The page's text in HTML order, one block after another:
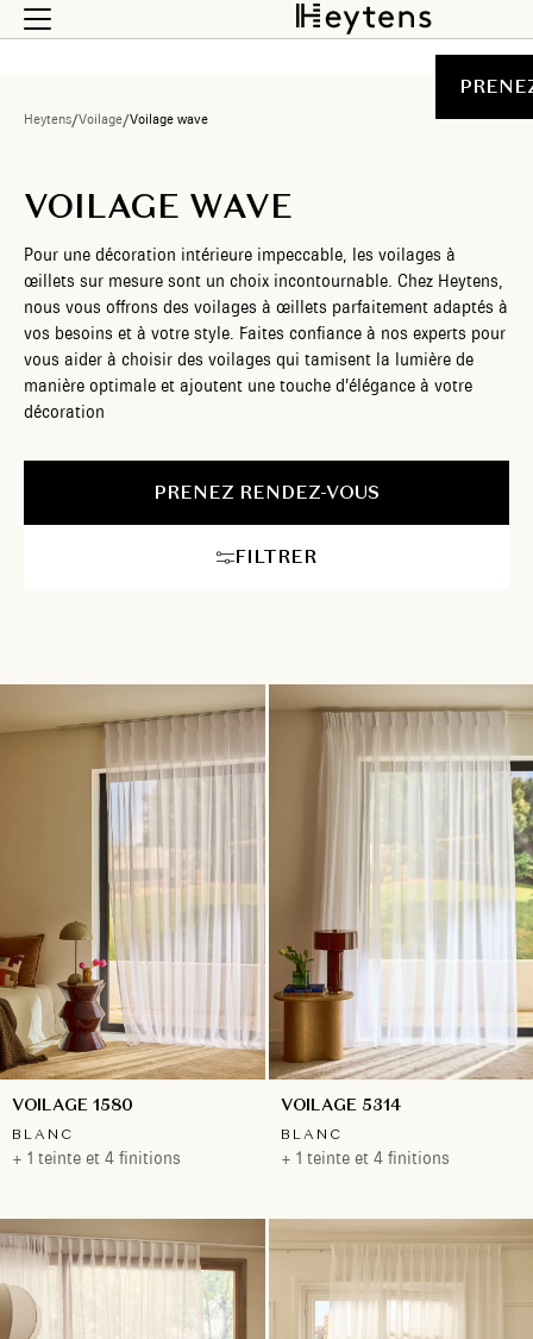
Heytens/Voilage/Voilage wave
VOILAGE WAVE
Pour une décoration intérieure impeccable, les voilages à
œillets sur mesure sont un choix incontournable. Chez Heytens,
nous vous offrons des voilages à œillets parfaitement adaptés à
vos besoins et à votre style. Faites confiance à nos experts pour
vous aider à choisir des voilages qui tamisent la lumière de
manière optimale et ajoutent une touche d’élégance à votre
décoration
PRENEZ RENDEZ-VOUS
FILTRER
VOILAGE 1580
BLANC
+ 1 teinte et 4 finitions
VOILAGE 5314
BLANC
+ 1 teinte et 4 finitions